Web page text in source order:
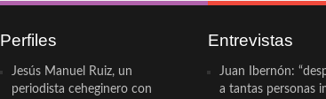
Perfiles
Jesús Manuel Ruiz, un
periodista ceheginero con
Entrevistas
Juan Ibernón:
a tantas personas